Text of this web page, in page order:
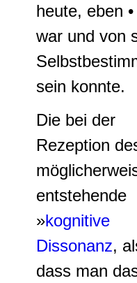
heute, eben •
war und von
sein konnte.
Die bei der
Rezeption
entstehende
»kognitive
Dissonanz,
dass man